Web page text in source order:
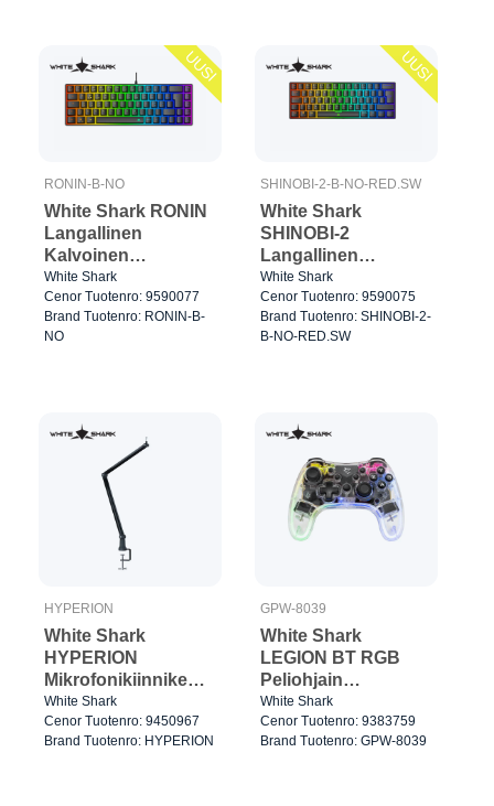
UUSI
RONIN-B-NO
White Shark RONIN
Langallinen
Kalvoinen
Pelinäppäimistö
65% Musta
White Shark
Cenor Tuotenro: 9590077
Brand Tuotenro: RONIN-B-
NO
UUSI
SHINOBI-2-B-NO-RED.SW
White Shark
SHINOBI-2
Langallinen
Mekaaninen
Pelinäppäimistö
60% Musta
White Shark
Cenor Tuotenro: 9590075
Brand Tuotenro: SHINOBI-2-
B-NO-RED.SW
HYPERION
White Shark
HYPERION
Mikrofonikiinnike
3/8” 1.2kg Hopea
White Shark
Cenor Tuotenro: 9450967
Brand Tuotenro: HYPERION
GPW-8039
White Shark
LEGION BT RGB
Peliohjain
Kirkas/Musta
White Shark
Cenor Tuotenro: 9383759
Brand Tuotenro: GPW-8039